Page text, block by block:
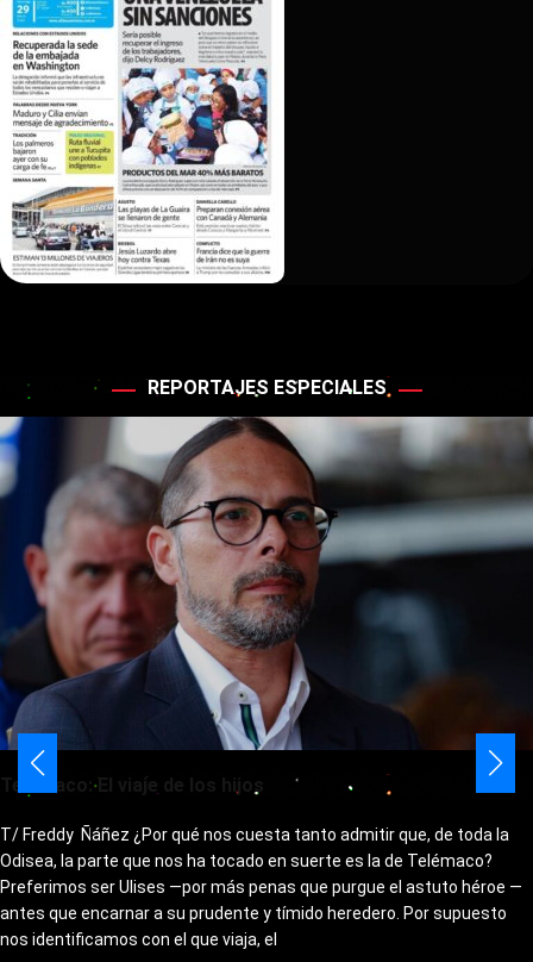
REPORTAJES ESPECIALES
Telémaco: El viaje de los hijos
T/ Freddy Ñáñez ¿Por qué nos cuesta tanto admitir que, de toda la
Odisea, la parte que nos ha tocado en suerte es la de Telémaco?
Preferimos ser Ulises —por más penas que purgue el astuto héroe —
antes que encarnar a su prudente y tímido heredero. Por supuesto
nos identificamos con el que viaja, el